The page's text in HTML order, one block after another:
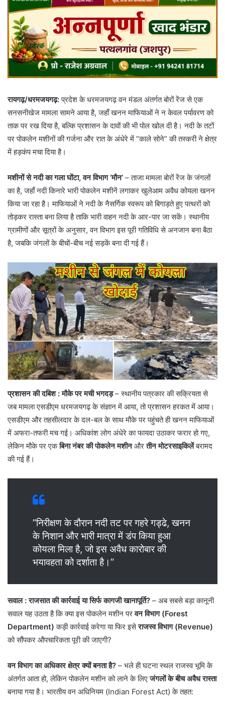
रायगढ़/धरमजयगढ़:प्रदेश के धरमजयगढ़ वन मंडल अंतर्गत बोरों रेंज से एक
सनसनीखेज मामला सामने आया है, जहाँ खनन माफियाओं ने न केवल पर्यावरण को
ताक पर रख दिया है, बल्कि प्रशासन के दावों की भी पोल खोल दी है। नदी के तटों
पर पोकलेन मशीनों की गर्जना और रात के अंधेरे में “काले सोने” की तस्करी ने क्षेत्र
में हड़कंप मचा दिया है।
मशीनों से नदी का गला घोंटा, वन विभाग ‘मौन’ – ताजा मामला बोरों रेंज के जंगलों
का है, जहाँ नदी किनारे भारी पोकलेन मशीनें लगाकर खुलेआम अवैध कोयला खनन
किया जा रहा है। माफियाओं ने नदी के नैसर्गिक स्वरूप को बिगाड़ते हुए पत्थरों को
तोड़कर रास्ता बना लिया है ताकि भारी वाहन नदी के आर-पार जा सकें। स्थानीय
ग्रामीणों और सूत्रों के अनुसार, वन विभाग इस पूरी गतिविधि से अनजान बना बैठा
है, जबकि जंगलों के बीचों-बीच नई सड़कें बना दी गई हैं।
प्रशासन की दबिश : मौके पर मची भगदड़– ​स्थानीय पत्रकार की सक्रियता से
जब मामला एसडीएम धरमजयगढ़ के संज्ञान में आया, तो प्रशासन हरकत में आया।
एसडीएम और तहसीलदार के दल-बल के साथ मौके पर पहुंचते ही खनन माफियाओं
में अफरा-तफरी मच गई। अधिकांश लोग अंधेरे का फायदा उठाकर फरार हो गए,
लेकिन मौके पर एकबिना नंबर की पोकलेन मशीनऔरतीन मोटरसाइकिलेंबरामद
की गई हैं।
​”निरीक्षण के दौरान नदी तट पर गहरे गड्ढे, खनन
के निशान और भारी मात्रा में डंप किया हुआ
कोयला मिला है, जो इस अवैध कारोबार की
भयावहता को दर्शाता है।”
सवाल : राजसात की कार्रवाई या सिर्फ कागजी खानापूर्ति? – अब सबसे बड़ा कानूनी
सवाल यह उठता है कि क्या इस पोकलेन मशीन परवन विभाग (Forest
Department) कड़ी कार्रवाई करेगा या फिर इसेराजस्व विभाग (Revenue)
को सौंपकर औपचारिकता पूरी की जाएगी?
वन विभाग का अधिकार क्षेत्र क्यों बनता है? – ​भले ही घटना स्थल राजस्व भूमि के
अंतर्गत आता हो, लेकिन पोकलेन मशीन को लाने के लिएजंगलों के बीच अवैध रास्ता
बनाया गया है। भारतीय वन अधिनियम (Indian Forest Act) के तहत: